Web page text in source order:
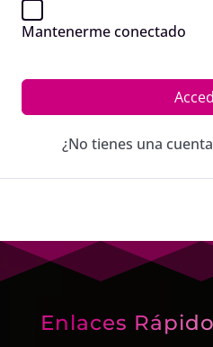
Mantenerme conectado
¿No tienes una
Enlaces